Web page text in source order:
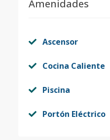
Amenidades
Ascensor
Cocina Caliente
Piscina
Portón Eléctrico